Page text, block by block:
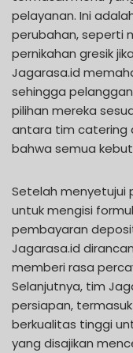
pelayanan. Ini
perubahan, seperti
pernikahan gresik
Jagarasa.id
sehingga
pilihan mereka
antara tim catering
bahwa semua
Setelah menyetujui
untuk mengisi
pembayaran
Jagarasa.id
memberi rasa
Selanjutnya, tim
persiapan,
berkualitas tinggi
yang disajikan